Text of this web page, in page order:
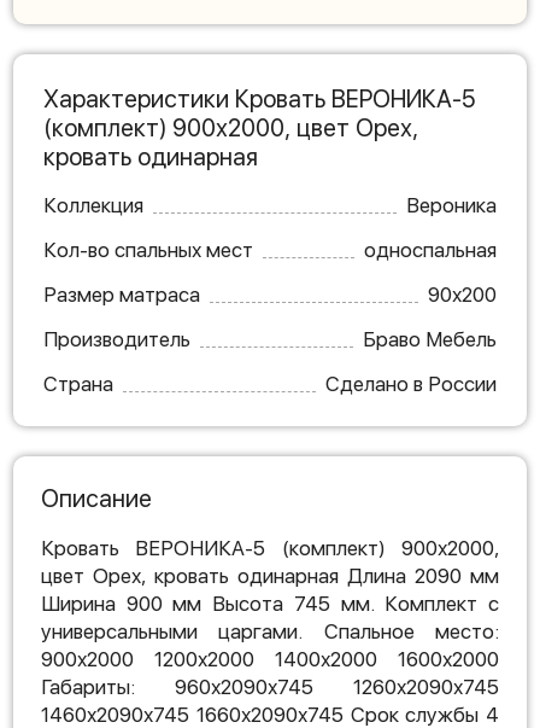
Характеристики Кровать ВЕРОНИКА-5
(комплект) 900х2000, цвет Орех,
кровать одинарная
Коллекция
Вероника
Кол-во спальных мест
односпальная
Размер матраса
90х200
Производитель
Браво Мебель
Страна
Сделано в России
Описание
Кровать ВЕРОНИКА-5 (комплект) 900х2000,
цвет Орех, кровать одинарная Длина 2090 мм
Ширина 900 мм Высота 745 мм. Комплект с
универсальными царгами. Спальное место:
900х2000 1200х2000 1400х2000 1600х2000
Габариты: 960х2090х745 1260х2090х745
1460х2090х745 1660х2090х745 Срок службы 4